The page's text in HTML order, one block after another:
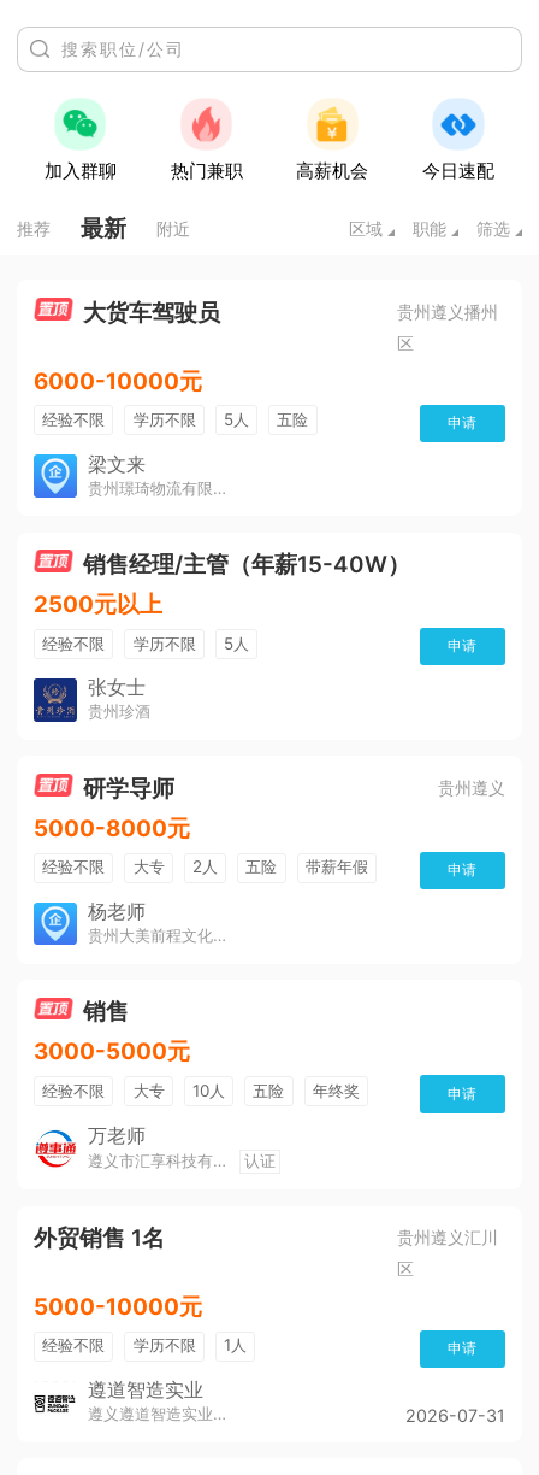
加入群聊 热门兼职 高薪机会 今日速配
推荐 最新 附近 区域 职能 筛选
大货车驾驶员
贵州遵义播州
区
6000-10000元
经验不限 学历不限 5人
五险
免费培训
包住宿
申请
梁文来
贵州璟琦物流有限公司
销售经理/主管（年薪15-40W）
2500元以上
经验不限 学历不限 5人 申请
张女士
贵州珍酒
研学导师 贵州遵义
5000-8000元
经验不限 大专 2人 五险
带薪年假
年终奖
公费旅游
环境好
双休 有提成
申请
杨老师
贵州大美前程文化发展有限公司
销售
3000-5000元
经验不限 大专 10人 五险
年终奖
公费旅游
免费培训
美女多
帅哥多 全勤奖 有补助
申请
万老师
遵义市汇享科技有限公司 认证
外贸销售 1名
贵州遵义汇川
区
5000-10000元
经验不限 学历不限 1人 申请
遵道智造实业
遵义遵道智造实业有限公司 2026-07-31